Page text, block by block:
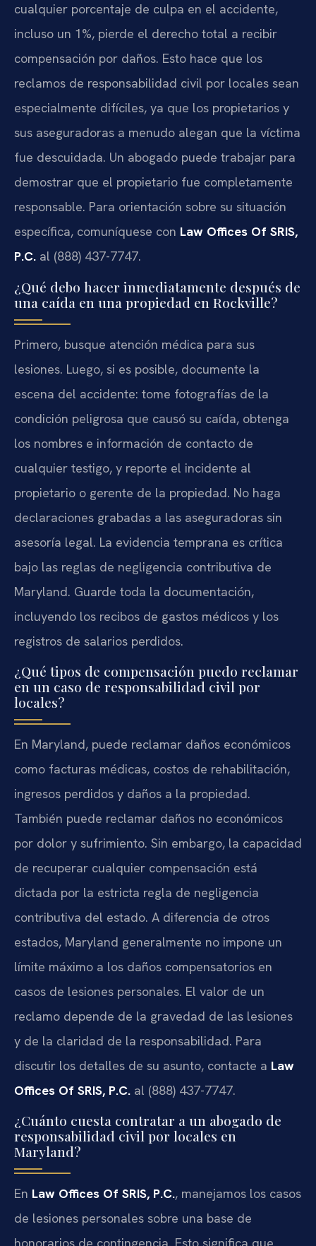
cualquier porcentaje de culpa en el accidente,
incluso un 1%, pierde el derecho total a recibir
compensación por daños. Esto hace que los
reclamos de responsabilidad civil por locales sean
especialmente difíciles, ya que los propietarios y
sus aseguradoras a menudo alegan que la víctima
fue descuidada. Un abogado puede trabajar para
demostrar que el propietario fue completamente
responsable. Para orientación sobre su situación
específica, comuníquese con Law Offices Of SRIS,
P.C. al (888) 437-7747.
¿Qué debo hacer inmediatamente después de
una caída en una propiedad en Rockville?
Primero, busque atención médica para sus
lesiones. Luego, si es posible, documente la
escena del accidente: tome fotografías de la
condición peligrosa que causó su caída, obtenga
los nombres e información de contacto de
cualquier testigo, y reporte el incidente al
propietario o gerente de la propiedad. No haga
declaraciones grabadas a las aseguradoras sin
asesoría legal. La evidencia temprana es crítica
bajo las reglas de negligencia contributiva de
Maryland. Guarde toda la documentación,
incluyendo los recibos de gastos médicos y los
registros de salarios perdidos.
¿Qué tipos de compensación puedo reclamar
en un caso de responsabilidad civil por
locales?
En Maryland, puede reclamar daños económicos
como facturas médicas, costos de rehabilitación,
ingresos perdidos y daños a la propiedad.
También puede reclamar daños no económicos
por dolor y sufrimiento. Sin embargo, la capacidad
de recuperar cualquier compensación está
dictada por la estricta regla de negligencia
contributiva del estado. A diferencia de otros
estados, Maryland generalmente no impone un
límite máximo a los daños compensatorios en
casos de lesiones personales. El valor de un
reclamo depende de la gravedad de las lesiones
y de la claridad de la responsabilidad. Para
discutir los detalles de su asunto, contacte a Law
Offices Of SRIS, P.C. al (888) 437-7747.
¿Cuánto cuesta contratar a un abogado de
responsabilidad civil por locales en
Maryland?
En Law Offices Of SRIS, P.C., manejamos los casos
de lesiones personales sobre una base de